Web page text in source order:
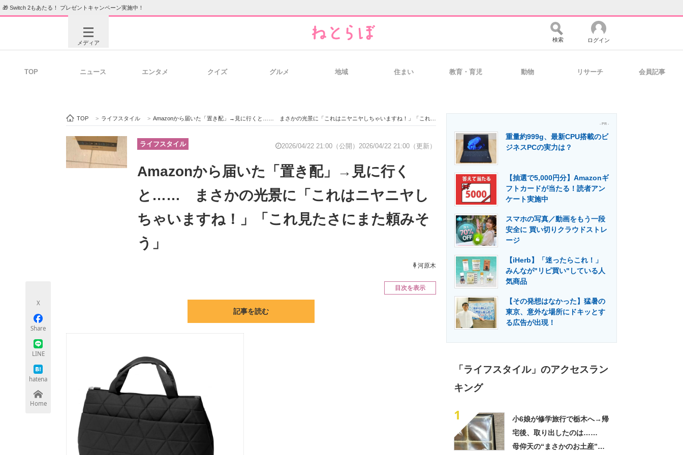
🎁 Switch 2もあたる！ プレゼントキャンペーン実施中！
メディア
ビジネスと働き方のヒント 経営リーダーのコミュニティ マーケ×ITの今がよく分かる
企業向けIT製品の総合サイト 製造業のIT導入・活用を支援
エネルギーの専門メディア 建設×テクノロジーの最前線
検索 ログイン
TOP ニュース エンタメ クイズ グルメ 地域 住まい 教育・育児 動物 リサーチ 会員記事
TOP > ライフスタイル > Amazonから届いた「置き配」→見に行くと…… まさかの光景に「これはニヤニヤしちゃいますね！」「これ見たさにまた頼みそう」
ライフスタイル 2026/04/22 21:00（公開） 2026/04/22 21:00（更新）
Amazonから届いた「置き配」→見に行く
と…… まさかの光景に「これはニヤニヤし
ちゃいますね！」「これ見たさにまた頼みそ
う」
河原木
X
Share
LINE
hatena
Home
目次を表示
記事を読む
- PR -
重量約999g、最新CPU搭載のビ
ジネスPCの実力は？
【抽選で5,000円分】Amazonギ
フトカードが当たる！読者アン
ケート実施中
スマホの写真／動画をもう一段
安全に 買い切りクラウドストレ
ージ
【iHerb】「迷ったらこれ！」
みんなが"リピ買い"している人
気商品
【その発想はなかった】猛暑の
東京、意外な場所にドキッとす
る広告が出現！
「ライフスタイル」のアクセスラン
キング
1
小6娘が修学旅行で栃木へ→帰
宅後、取り出したのは……
母仰天の“まさかのお土産”に